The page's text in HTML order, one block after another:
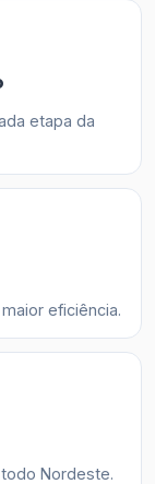
etapa da
eficiência.
Nordeste.